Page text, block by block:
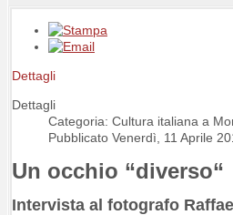
Dettagli
Dettagli
Categoria: Cultura italiana a
Pubblicato Venerdì, 11 Aprile
Un occhio “diverso“
Intervista al fotografo